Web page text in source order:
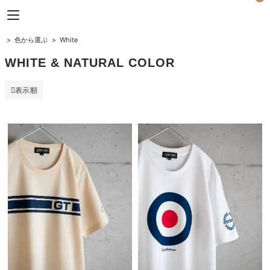
>色から選ぶ > White
WHITE & NATURAL COLOR
表示順